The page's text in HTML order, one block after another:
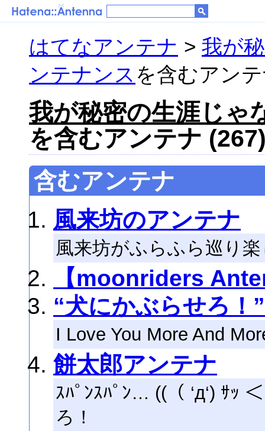
はてなアンテナ > 我が
ンテナンス を含むアン
我が秘密の生涯じゃ
を含むアンテナ
含むアンテナ
風来坊のアンテナ
風来坊がふらふら巡り
【moonriders
“犬にかぶらせろ！
I Love You More And
餅太郎アンテナ
ｽﾊﾟﾝｽﾊﾟﾝ… ((（ ‘д‘) ｻｯ
ろ！